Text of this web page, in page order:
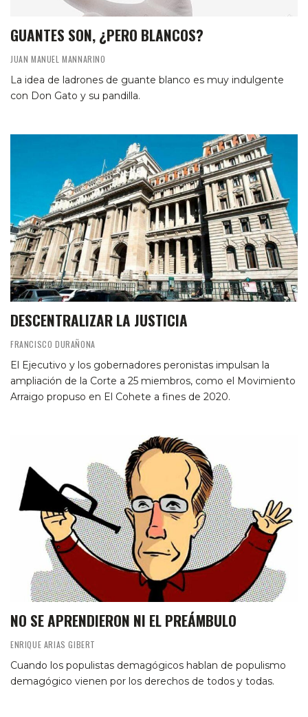
GUANTES SON, ¿PERO BLANCOS?
JUAN MANUEL MANNARINO
La idea de ladrones de guante blanco es muy indulgente
con Don Gato y su pandilla.
DESCENTRALIZAR LA JUSTICIA
FRANCISCO DURAÑONA
El Ejecutivo y los gobernadores peronistas impulsan la
ampliación de la Corte a 25 miembros, como el Movimiento
Arraigo propuso en El Cohete a fines de 2020.
NO SE APRENDIERON NI EL PREÁMBULO
ENRIQUE ARIAS GIBERT
Cuando los populistas demagógicos hablan de populismo
demagógico vienen por los derechos de todos y todas.